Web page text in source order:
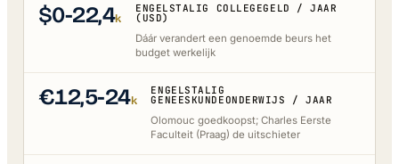
$0-22,4k
ENGELSTALIG COLLEGEGELD / JAAR
(USD)
Dáár verandert een genoemde beurs het
budget werkelijk
€12,5-24k
ENGELSTALIG
GENEESKUNDEONDERWIJS / JAAR
Olomouc goedkoopst; Charles Eerste
Faculteit (Praag) de uitschieter